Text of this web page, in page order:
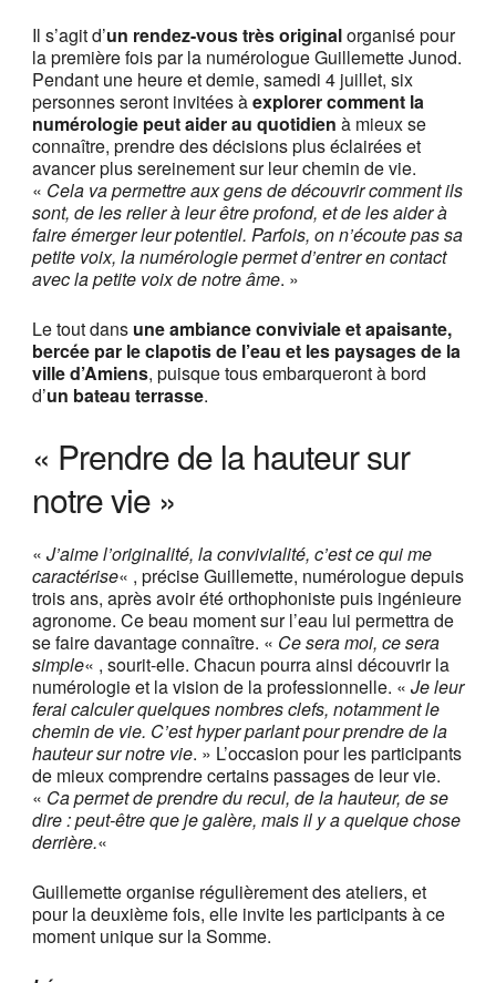
Il s’agit d’un rendez-vous très originalorganisé pour
la première fois par la numérologue Guillemette Junod.
Pendant une heure et demie, samedi 4 juillet, six
personnes seront invitées àexplorer comment la
numérologie peut aider au quotidien à mieux se
connaître, prendre des décisions plus éclairées et
avancer plus sereinement sur leur chemin de vie.
« Cela va permettre aux gens de découvrir comment ils
sont, de les relier à leur être profond, et de les aider à
faire émerger leur potentiel. Parfois, on n’écoute pas sa
petite voix, la numérologie permet d’entrer en contact
avec la petite voix de notre âme. »
Le tout dans une ambiance conviviale et apaisante,
bercée par le clapotis de l’eau et les paysages de la
ville d’Amiens, puisque tous embarqueront à bord
d’un bateau terrasse.
« Prendre de la hauteur sur
notre vie »
« J’aime l’originalité, la convivialité, c’est ce qui me
caractérise« , précise Guillemette, numérologue depuis
trois ans, après avoir été orthophoniste puis ingénieure
agronome. Ce beau moment sur l’eau lui permettra de
se faire davantage connaître. « Ce sera moi, ce sera
simple« , sourit-elle. Chacun pourra ainsi découvrir la
numérologie et la vision de la professionnelle. « Je leur
ferai calculer quelques nombres clefs, notamment le
chemin de vie. C’est hyper parlant pour prendre de la
hauteur sur notre vie. » L’occasion pour les participants
de mieux comprendre certains passages de leur vie.
« Ca permet de prendre du recul, de la hauteur, de se
dire : peut-être que je galère, mais il y a quelque chose
derrière.«
Guillemette organise régulièrement des ateliers, et
pour la deuxième fois, elle invite les participants à ce
moment unique sur la Somme.